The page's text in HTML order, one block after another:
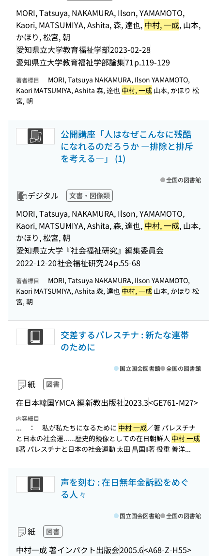
MORI, Tatsuya, NAKAMURA, Ilson, YAMAMOTO,
Kaori, MATSUMIYA, Ashita, 森, 達也, 中村, 一成, 山本,
かほり, 松宮, 朝
愛知県立大学教育福祉学部2023-02-28
愛知県立大学教育福祉学部論集71p.119-129
著者標目
MORI, Tatsuya NAKAMURA, Ilson YAMAMOTO,
Kaori MATSUMIYA, Ashita 森, 達也 中村, 一成 山本, かほり 松
宮, 朝
公開講座「人はなぜこんなに残酷
になれるのだろうか ―排除と排斥
を考える―」 (1)
デジタル 文書・図像類
MORI, Tatsuya, NAKAMURA, Ilson, YAMAMOTO,
Kaori, MATSUMIYA, Ashita, 森, 達也, 中村, 一成, 山本,
かほり, 松宮, 朝
愛知県立大学『社会福祉研究』編集委員会
2022-12-20社会福祉研究24p.55-68
全国の図書館
著者標目
MORI, Tatsuya NAKAMURA, Ilson YAMAMOTO,
Kaori MATSUMIYA, Ashita 森, 達也 中村, 一成 山本, かほり 松
宮, 朝
交差するパレスチナ : 新たな連帯
のために
紙 図書
在日本韓国YMCA 編新教出版社2023.3<GE761-M27>
国立国会図書館 全国の図書館
内容細目
... ： 私が私たちになるために 中村 一成／著 パレスチナ
と日本の社会運......歴史的鏡像としての在日朝鮮人 中村 一成
‖著 パレスチナと日本の社会運動 太田 昌国‖著 役重 善洋...
声を刻む : 在日無年金訴訟をめぐ
る人々
紙 図書
中村一成 著インパクト出版会2005.6<A68-Z-H55>
国立国会図書館 全国の図書館